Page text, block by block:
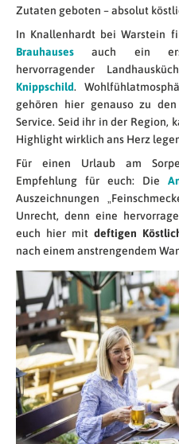
Zutaten geboten – absolut
In Knallenhardt bei Warstein
Brauhauses auch ein
hervorragender
Knippschild.
gehören hier genauso zu
Service. Seid ihr in der Region,
Highlight wirklich ans Herz
Für einen Urlaub am
Empfehlung für euch: Die
Auszeichnungen
Unrecht, denn eine
euch hier mit deftigen
nach einem anstrengendem